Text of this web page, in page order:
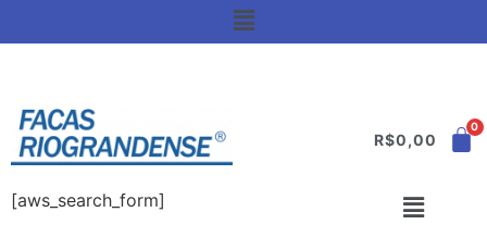
R$0,00
[aws_search_form]